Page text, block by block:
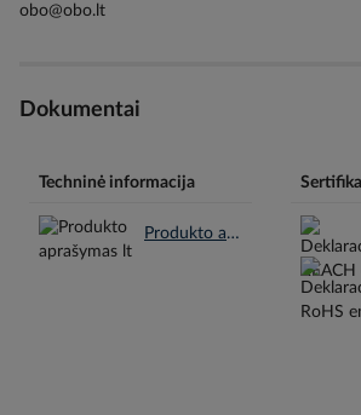
obo@obo.lt
Dokumentai
Techninė informacija
Produkto aprašymas lt.pdf